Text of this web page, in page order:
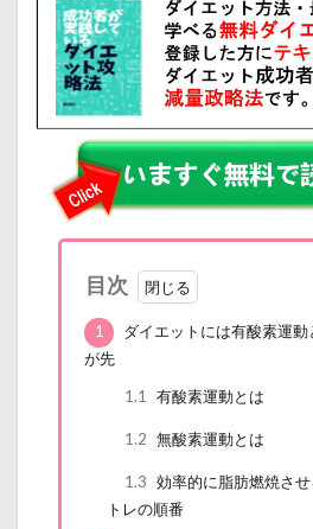
目次
1
ダイエットには有酸素運動
が先
1.1
有酸素運動とは
1.2 無酸素運動とは
1.3 効率的に脂肪燃焼さ
トレの順番